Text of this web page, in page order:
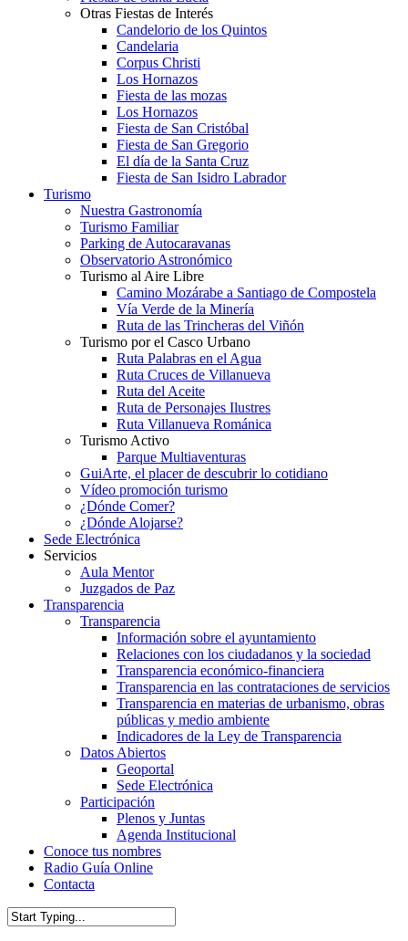
Otras Fiestas de Interés
Candelorio de los Quintos
Candelaria
Corpus Christi
Los Hornazos
Fiesta de las mozas
Los Hornazos
Fiesta de San Cristóbal
Fiesta de San Gregorio
El día de la Santa Cruz
Fiesta de San Isidro Labrador
Turismo
Nuestra Gastronomía
Turismo Familiar
Parking de Autocaravanas
Observatorio Astronómico
Turismo al Aire Libre
Camino Mozárabe a Santiago de Compostela
Vía Verde de la Minería
Ruta de las Trincheras del Viñón
Turismo por el Casco Urbano
Ruta Palabras en el Agua
Ruta Cruces de Villanueva
Ruta del Aceite
Ruta de Personajes Ilustres
Ruta Villanueva Románica
Turismo Activo
Parque Multiaventuras
GuiArte, el placer de descubrir lo cotidiano
Vídeo promoción turismo
¿Dónde Comer?
¿Dónde Alojarse?
Sede Electrónica
Servicios
Aula Mentor
Juzgados de Paz
Transparencia
Transparencia
Información sobre el ayuntamiento
Relaciones con los ciudadanos y la sociedad
Transparencia económico-financiera
Transparencia en las contrataciones de servicios
Transparencia en materias de urbanismo, obras
públicas y medio ambiente
Indicadores de la Ley de Transparencia
Datos Abiertos
Geoportal
Sede Electrónica
Participación
Plenos y Juntas
Agenda Institucional
Conoce tus nombres
Radio Guía Online
Contacta